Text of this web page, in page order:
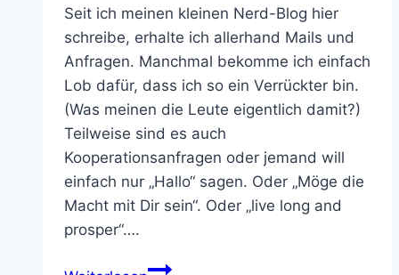
Seit ich meinen kleinen Nerd-Blog hier
schreibe, erhalte ich allerhand Mails und
Anfragen. Manchmal bekomme ich einfach
Lob dafür, dass ich so ein Verrückter bin.
(Was meinen die Leute eigentlich damit?)
Teilweise sind es auch
Kooperationsanfragen oder jemand will
einfach nur „Hallo“ sagen. Oder „Möge die
Macht mit Dir sein“. Oder „live long and
prosper“….
10